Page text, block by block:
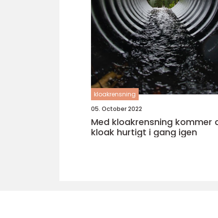
kloakrensning
05. October 2022
Med kloakrensning kommer
kloak hurtigt i gang igen